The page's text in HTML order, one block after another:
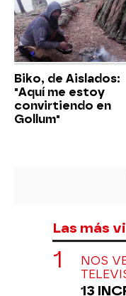
Biko, de Aislados:
"Aquí me estoy
convirtiendo en
Gollum"
Las más
NOS
13